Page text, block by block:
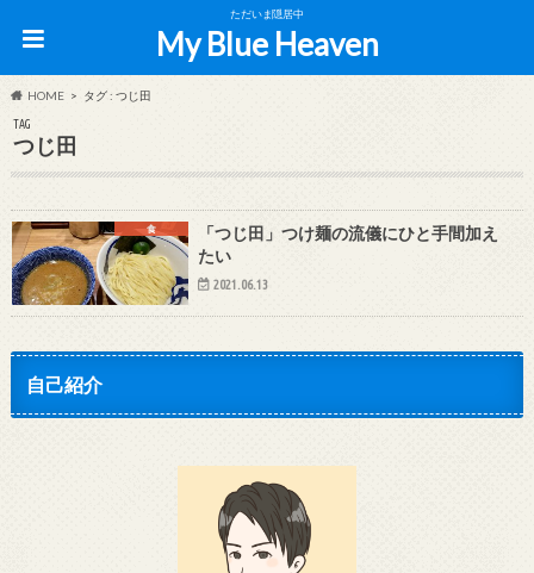
ただいま隠居中
My Blue Heaven
HOME タグ : つじ田
TAG
つじ田
食
「つじ田」つけ麺の流儀にひと手間加え
たい
2021.06.13
自己紹介